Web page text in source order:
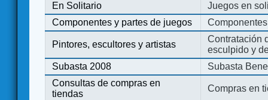
En Solitario
Juegos en
Componentes y partes de juegos
Pintores, escultores y artistas
Contratación
esculpido y
Subasta 2008
Subasta
Consultas de compras en
tiendas
Compras en